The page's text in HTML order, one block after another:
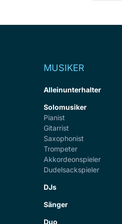
MUSIKER
Alleinunterhalter
Solomusiker
Pianist
Gitarrist
Saxophonist
Trompeter
Akkordeonspieler
Dudelsackspieler
DJs
Sänger
Duo